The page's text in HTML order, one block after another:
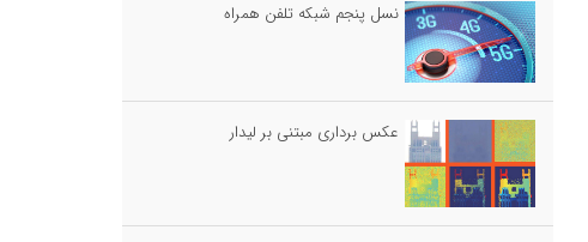
نسل پنجم شبکه تلفن همراه
عکس برداری مبتنی بر لیدار